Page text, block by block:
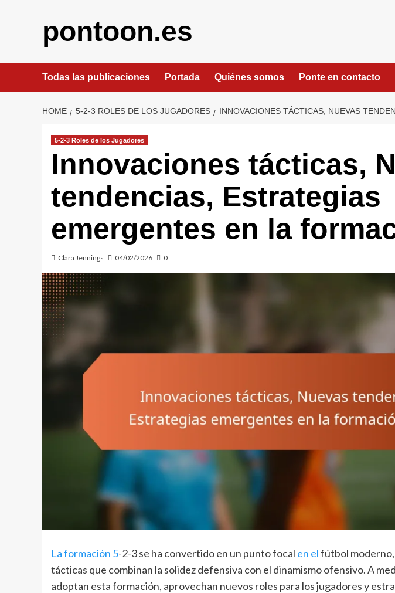
pontoon.es
Todas las publicaciones Portada Quiénes somos Ponte en contacto
HOME 5-2-3 ROLES DE LOS JUGADORES INNOVACIONES TÁCTICAS, NUEVAS
5-2-3 Roles de los Jugadores
Innovaciones tácticas,
tendencias, Estrategias
emergentes en la
Clara Jennings 04/02/2026 0
La formación 5-2-3 se ha convertido en un punto focal en elfútbol
tácticas que combinan la solidez defensiva con el dinamismo ofensivo. A
adoptan esta formación, aprovechan nuevos roles para los jugadores y